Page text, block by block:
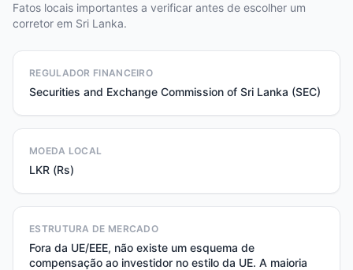
Fatos locais importantes a verificar antes de escolher um
corretor em Sri Lanka.
REGULADOR FINANCEIRO
Securities and Exchange Commission of Sri Lanka (SEC)
MOEDA LOCAL
LKR (Rs)
ESTRUTURA DE MERCADO
Fora da UE/EEE, não existe um esquema de
compensação ao investidor no estilo da UE. A maioria